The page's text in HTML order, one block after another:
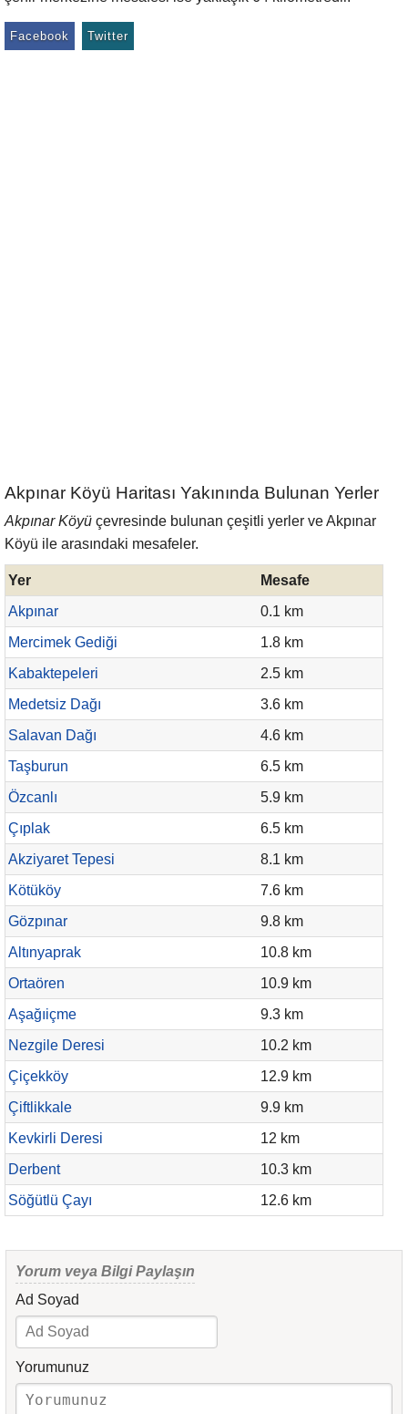
Facebook Twitter
Akpınar Köyü Haritası Yakınında Bulunan Yerler
Akpınar Köyü çevresinde bulunan çeşitli yerler ve Akpınar
Köyü ile arasındaki mesafeler.
Yer
Mesafe
Akpınar
0.1 km
Mercimek Gediği
1.8 km
Kabaktepeleri
2.5 km
Medetsiz Dağı
3.6 km
Salavan Dağı
4.6 km
Taşburun
6.5 km
Özcanlı
5.9 km
Çıplak
6.5 km
Akziyaret Tepesi
8.1 km
Kötüköy
7.6 km
Gözpınar
9.8 km
Altınyaprak
10.8 km
Ortaören
10.9 km
Aşağıiçme
9.3 km
Nezgile Deresi
10.2 km
Çiçekköy
12.9 km
Çiftlikkale
9.9 km
Kevkirli Deresi
12 km
Derbent
10.3 km
Söğütlü Çayı
12.6 km
Yorum veya Bilgi Paylaşın
Ad Soyad
Yorumunuz